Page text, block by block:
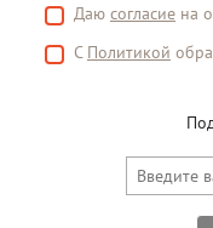
Даю согласие на
С Политикой